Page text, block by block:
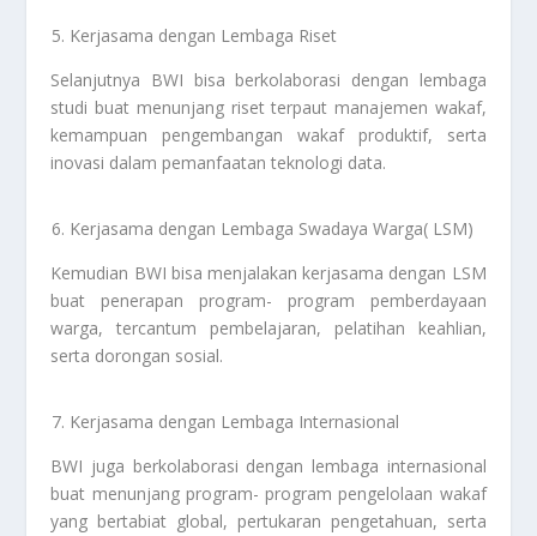
Kerjasama dengan Lembaga Riset
Selanjutnya BWI bisa berkolaborasi dengan lembaga
studi buat menunjang riset terpaut manajemen wakaf,
kemampuan pengembangan wakaf produktif, serta
inovasi dalam pemanfaatan teknologi data.
Kerjasama dengan Lembaga Swadaya Warga( LSM)
Kemudian BWI bisa menjalakan kerjasama dengan LSM
buat penerapan program- program pemberdayaan
warga, tercantum pembelajaran, pelatihan keahlian,
serta dorongan sosial.
Kerjasama dengan Lembaga Internasional
BWI juga berkolaborasi dengan lembaga internasional
buat menunjang program- program pengelolaan wakaf
yang bertabiat global, pertukaran pengetahuan, serta